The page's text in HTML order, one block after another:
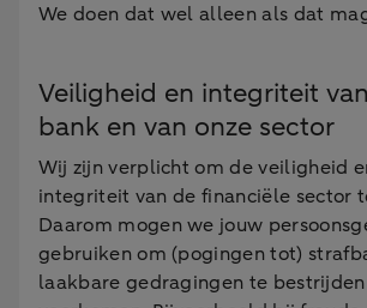
We doen dat wel alleen als dat
Veiligheid en integriteit
bank en van onze sector
Wij zijn verplicht om de veiligheid
integriteit van de financiële sector
Daarom mogen we jouw
gebruiken om (pogingen tot)
laakbare gedragingen te